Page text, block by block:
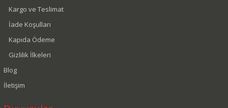
Kargo ve Teslimat
İade Koşulları
Kapıda Ödeme
Gizlilik İlkeleri
Blog
İletişim